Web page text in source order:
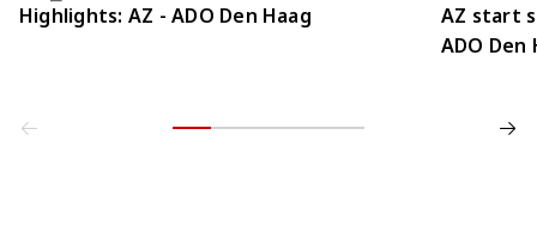
Highlights: AZ - ADO Den Haag
AZ start
ADO Den